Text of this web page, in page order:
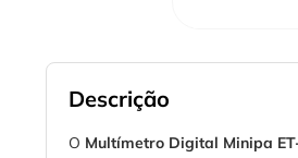
Descrição
O Multímetro Digital Minipa